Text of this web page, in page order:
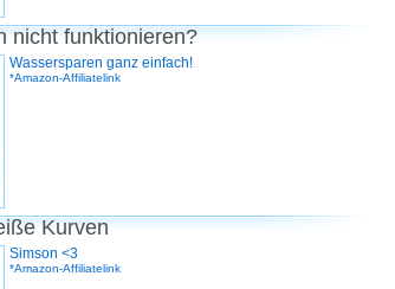
nicht funktionieren?
Wassersparen ganz einfach!
*Amazon-Affiliatelink
Kurven
Simson <3
*Amazon-Affiliatelink